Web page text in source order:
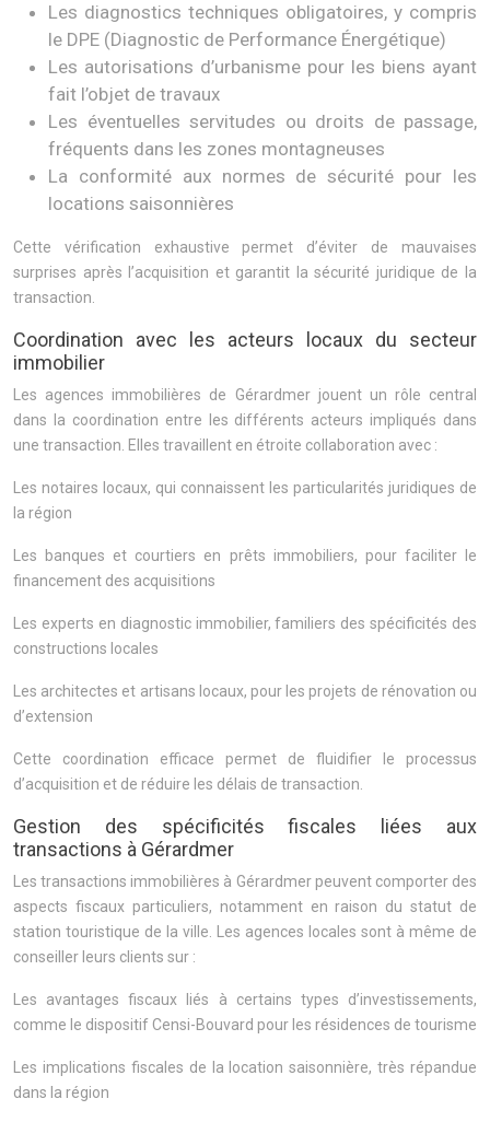
Les diagnostics techniques obligatoires, y compris
le DPE (Diagnostic de Performance Énergétique)
Les autorisations d’urbanisme pour les biens ayant
fait l’objet de travaux
Les éventuelles servitudes ou droits de passage,
fréquents dans les zones montagneuses
La conformité aux normes de sécurité pour les
locations saisonnières
Cette vérification exhaustive permet d’éviter de mauvaises
surprises après l’acquisition et garantit la sécurité juridique de la
transaction.
Coordination avec les acteurs locaux du secteur
immobilier
Les agences immobilières de Gérardmer jouent un rôle central
dans la coordination entre les différents acteurs impliqués dans
une transaction. Elles travaillent en étroite collaboration avec :
Les notaires locaux, qui connaissent les particularités juridiques de
la région
Les banques et courtiers en prêts immobiliers, pour faciliter le
financement des acquisitions
Les experts en diagnostic immobilier, familiers des spécificités des
constructions locales
Les architectes et artisans locaux, pour les projets de rénovation ou
d’extension
Cette coordination efficace permet de fluidifier le processus
d’acquisition et de réduire les délais de transaction.
Gestion des spécificités fiscales liées aux
transactions à Gérardmer
Les transactions immobilières à Gérardmer peuvent comporter des
aspects fiscaux particuliers, notamment en raison du statut de
station touristique de la ville. Les agences locales sont à même de
conseiller leurs clients sur :
Les avantages fiscaux liés à certains types d’investissements,
comme le dispositif Censi-Bouvard pour les résidences de tourisme
Les implications fiscales de la location saisonnière, très répandue
dans la région